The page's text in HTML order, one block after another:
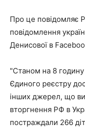
Про це повідомляє
повідомлення
Денисової в
"Станом на 8
Єдиного реєстру
інших джерел, що
вторгнення РФ в
постраждали 266